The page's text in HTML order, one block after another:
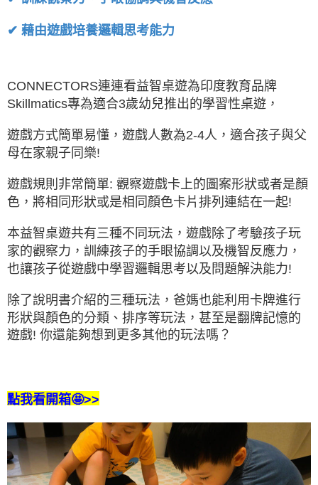
✔ 藉由遊戲培養邏輯思考能力
CONNECTORS連連看益智桌遊為印度教育品牌
Skillmatics專為適合3歲幼兒推出的學習性桌遊，
遊戲方式簡單易懂，遊戲人數為2-4人，適合孩子與父
母在家親子同樂!
遊戲規則非常簡單: 觀察遊戲卡上的圖案形狀或者是顏
色，將相同形狀或是相同顏色卡片排列連結在一起!
本益智桌遊共有三種不同玩法，遊戲除了考驗孩子玩
家的觀察力，訓練孩子的手眼協調以及機智反應力，
也讓孩子從遊戲中學習邏輯思考以及問題解決能力!
除了說明書介紹的三種玩法，爸媽也能利用卡牌進行
形狀與顏色的分類、排序等玩法，甚至是翻牌記憶的
遊戲! 你還能夠想到更多其他的玩法嗎？
點我看開箱🤩>>